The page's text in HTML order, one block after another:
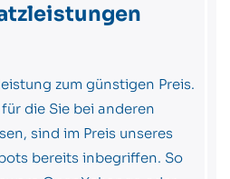
zum günstigen Preis.
die Sie bei anderen
sind im Preis unseres
bereits inbegriffen. So